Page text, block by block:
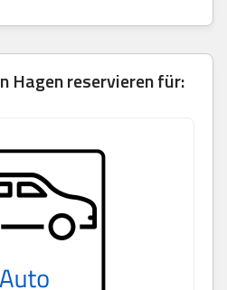
Hagen reservieren für: